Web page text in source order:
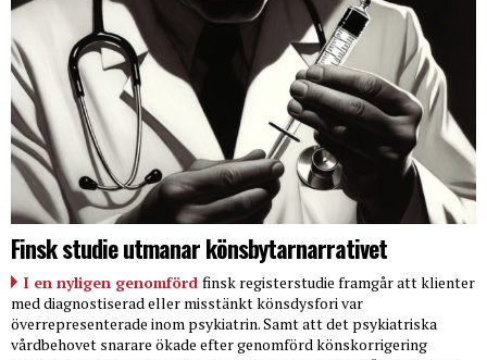
Finsk studie utmanar könsbytarnarrativet
I en nyligen genomförd finsk registerstudie framgår att klienter
med diagnostiserad eller misstänkt könsdysfori var
överrepresenterade inom psykiatrin. Samt att det psykiatriska
vårdbehovet snarare ökade efter genomförd könskorrigering